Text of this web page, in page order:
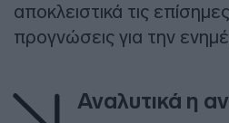
αποκλειστικά τις
προγνώσεις για την
Αναλυτικά η